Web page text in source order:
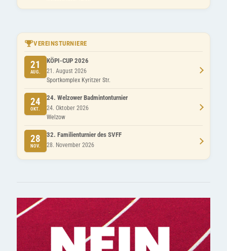
VEREINSTURNIERE
21
AUG.
KÖPI-CUP 2026
21. August 2026
Sportkomplex Kyritzer Str.
24
OKT.
24. Welzower Badmintonturnier
24. Oktober 2026
Welzow
28
NOV.
32. Familienturnier des SVFF
28. November 2026